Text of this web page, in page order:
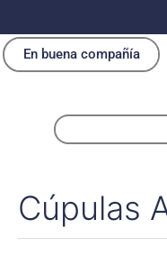
En buena compañía
Cúpulas